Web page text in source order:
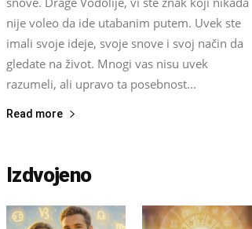
nije voleo da ide utabanim putem. Uvek ste
imali svoje ideje, svoje snove i svoj način da
gledate na život. Mnogi vas nisu uvek
razumeli, ali upravo ta posebnost...
Read more
Izdvojeno